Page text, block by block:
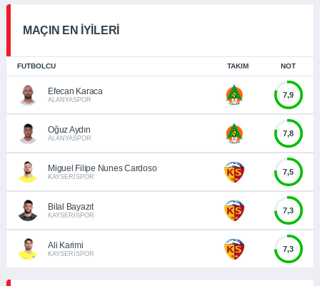
MAÇIN EN İYİLERİ
FUTBOLCU TAKIM NOT
Efecan Karaca
ALANYASPOR
7,9
Oğuz Aydın
ALANYASPOR
7,8
Miguel Filipe Nunes Cardoso
KAYSERİSPOR
7,5
Bilal Bayazıt
KAYSERİSPOR
7,3
Ali Karimi
KAYSERİSPOR
7,3